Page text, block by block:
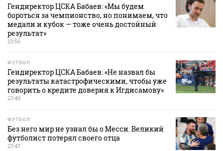
Гендиректор ЦСКА Бабаев: «Мы будем
бороться за чемпионство, но понимаем, что
медали и кубок — тоже очень достойный
результат»
23:50
ФУТБОЛ
Гендиректор ЦСКА Бабаев: «Не назвал бы
результаты катастрофическими, чтобы уже
говорить о кредите доверия к Игдисамову»
23:49
ФУТБОЛ
Без него мир не узнал бы о Месси. Великий
футболист потерял своего отца
23:47